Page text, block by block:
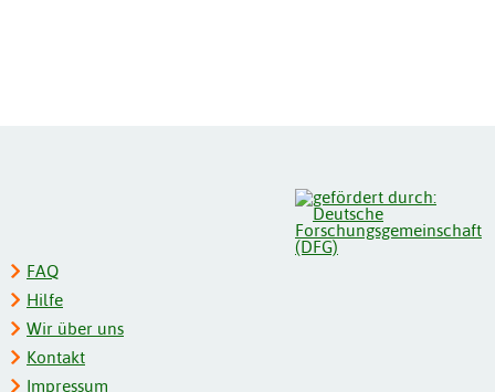
FAQ
Hilfe
Wir über uns
Kontakt
Impressum